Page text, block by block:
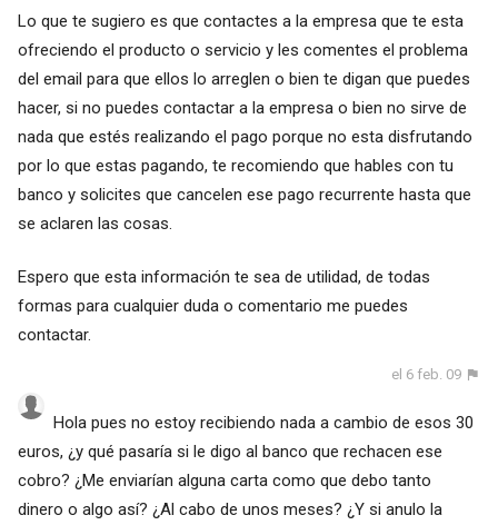
Lo que te sugiero es que contactes a la empresa que te esta
ofreciendo el producto o servicio y les comentes el problema
del email para que ellos lo arreglen o bien te digan que puedes
hacer, si no puedes contactar a la empresa o bien no sirve de
nada que estés realizando el pago porque no esta disfrutando
por lo que estas pagando, te recomiendo que hables con tu
banco y solicites que cancelen ese pago recurrente hasta que
se aclaren las cosas.
Espero que esta información te sea de utilidad, de todas
formas para cualquier duda o comentario me puedes
contactar.
el 6 feb. 09
Hola pues no estoy recibiendo nada a cambio de esos 30
euros, ¿y qué pasaría si le digo al banco que rechacen ese
cobro? ¿Me enviarían alguna carta como que debo tanto
dinero o algo así? ¿Al cabo de unos meses? ¿Y si anulo la